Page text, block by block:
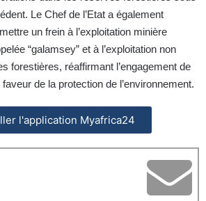
Le Chef de l’Etat a également
un frein à l’exploitation minière
“galamsey” et à l’exploitation non
forestières, réaffirmant l’engagement de
de la protection de l’environnement.
l'application Myafrica24